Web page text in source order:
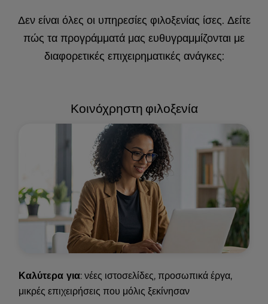
Δεν είναι όλες οι υπηρεσίες φιλοξενίας ίσες. Δείτε
πώς τα προγράμματά μας ευθυγραμμίζονται με
διαφορετικές επιχειρηματικές ανάγκες:
Κοινόχρηστη φιλοξενία
Καλύτερα για: νέες ιστοσελίδες, προσωπικά έργα,
μικρές επιχειρήσεις που μόλις ξεκίνησαν